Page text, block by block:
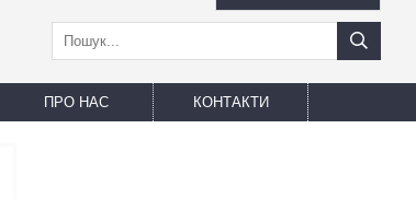
ПРО НАС КОНТАКТИ